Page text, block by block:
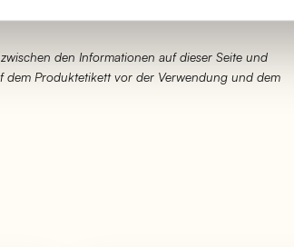
den Informationen auf dieser Seite und
Produktetikett vor der Verwendung und dem